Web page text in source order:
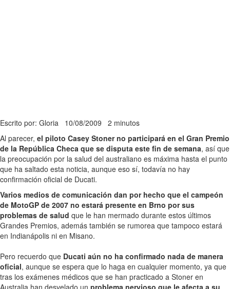
Escrito por: Gloria 10/08/2009 2 minutos
Al parecer, el piloto Casey Stoner no participará en el Gran Premio
de la República Checa que se disputa este fin de semana, así que
la preocupación por la salud del australiano es máxima hasta el punto
que ha saltado esta noticia, aunque eso sí, todavía no hay
confirmación oficial de Ducati.
Varios medios de comunicación dan por hecho que el campeón
de MotoGP de 2007 no estará presente en Brno por sus
problemas de salud que le han mermado durante estos últimos
Grandes Premios, además también se rumorea que tampoco estará
en Indianápolis ni en Misano.
Pero recuerdo que Ducati aún no ha confirmado nada de manera
oficial, aunque se espera que lo haga en cualquier momento, ya que
tras los exámenes médicos que se han practicado a Stoner en
Australia han desvelado un problema nervioso que le afecta a su